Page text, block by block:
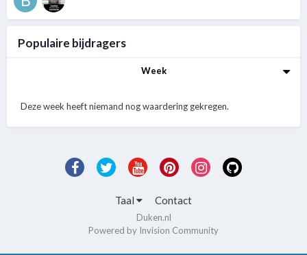
Populaire bijdragers
Week
Deze week heeft niemand nog waardering gekregen.
Taal Contact
Duken.nl
Powered by Invision Community